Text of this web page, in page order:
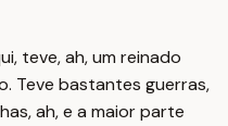
teve, ah, um reinado
Teve bastantes guerras,
ah, e a maior parte